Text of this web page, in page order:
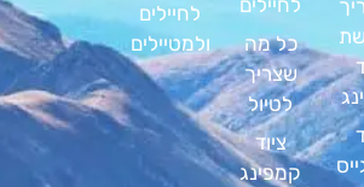
לחיילים
כל מה
שצריך
לטיול
ציוד
קמפינג
לחיילים
ולמטיילים